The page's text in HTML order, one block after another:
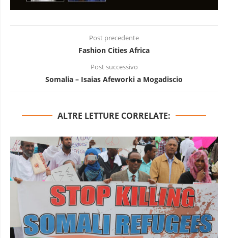
Post precedente
Fashion Cities Africa
Post successivo
Somalia – Isaias Afeworki a Mogadiscio
ALTRE LETTURE CORRELATE: